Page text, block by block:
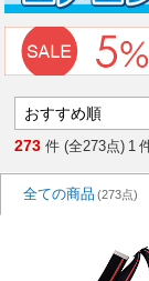
273 件 (全273点) 1
全ての商品 (273点)